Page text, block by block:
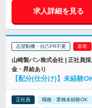
求人詳細を見る
志望動機・自己PR不要
山崎製パン株式会社 | 正社員
金・昇給あり
【配分(仕分け)】未経験
正社員 職種・業種未経験OK